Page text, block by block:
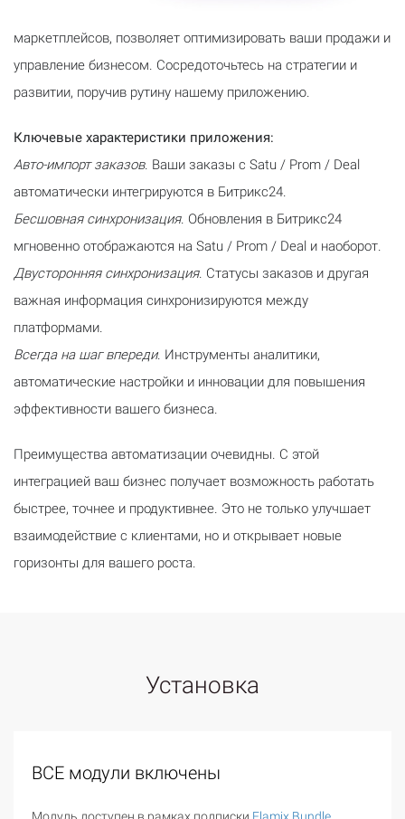
маркетплейсов, позволяет оптимизировать ваши продажи и
управление бизнесом. Сосредоточьтесь на стратегии и
развитии, поручив рутину нашему приложению.
Ключевые характеристики приложения:
Авто-импорт заказов. Ваши заказы с Satu / Prom / Deal
автоматически интегрируются в Битрикс24.
Бесшовная синхронизация. Обновления в Битрикс24
мгновенно отображаются на Satu / Prom / Deal и наоборот.
Двусторонняя синхронизация. Статусы заказов и другая
важная информация синхронизируются между
платформами.
Всегда на шаг впереди. Инструменты аналитики,
автоматические настройки и инновации для повышения
эффективности вашего бизнеса.
Преимущества автоматизации очевидны. С этой
интеграцией ваш бизнес получает возможность работать
быстрее, точнее и продуктивнее. Это не только улучшает
взаимодействие с клиентами, но и открывает новые
горизонты для вашего роста.
Установка
ВСЕ модули включены